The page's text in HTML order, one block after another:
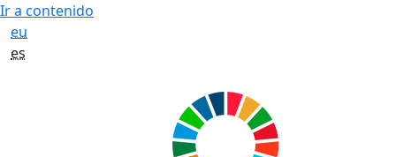
Ir a contenido
eu
es